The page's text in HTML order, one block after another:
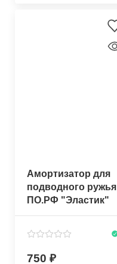
Амортизатор для
подводного ружья
ПО.РФ "Эластик"
750